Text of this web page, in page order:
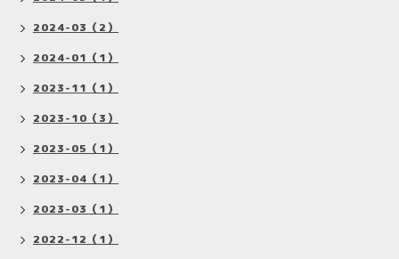
2024-03（2）
2024-01（1）
2023-11（1）
2023-10（3）
2023-05（1）
2023-04（1）
2023-03（1）
2022-12（1）